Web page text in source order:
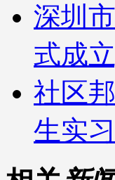
深圳
式成
社区
生实